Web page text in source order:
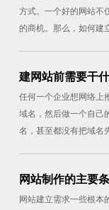
方式。一个好的网站不
的商机。那么，如何建
建网站前需要干
任何一个企业想网络上
域名，然后做一个自己
名，甚至都没有把域名
网站制作的主要
网站建立需求一些根本